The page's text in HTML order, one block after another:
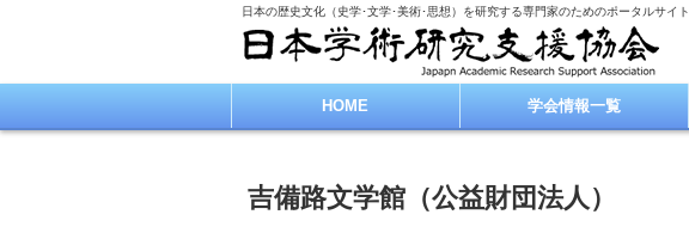
日本の歴史文化（史学･文学･美術･思想）を研究する専門家のためのポータルサイト
HOME 学会情報一覧
吉備路文学館（公益財団法人）